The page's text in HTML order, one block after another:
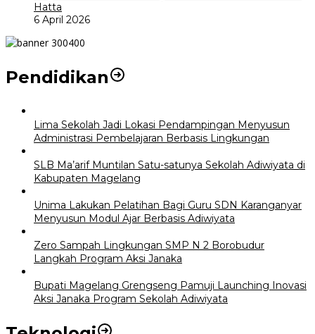
Hatta
6 April 2026
Pendidikan
Lima Sekolah Jadi Lokasi Pendampingan Menyusun
Administrasi Pembelajaran Berbasis Lingkungan
SLB Ma’arif Muntilan Satu-satunya Sekolah Adiwiyata di
Kabupaten Magelang
Unima Lakukan Pelatihan Bagi Guru SDN Karanganyar
Menyusun Modul Ajar Berbasis Adiwiyata
Zero Sampah Lingkungan SMP N 2 Borobudur
Langkah Program Aksi Janaka
Bupati Magelang Grengseng Pamuji Launching Inovasi
Aksi Janaka Program Sekolah Adiwiyata